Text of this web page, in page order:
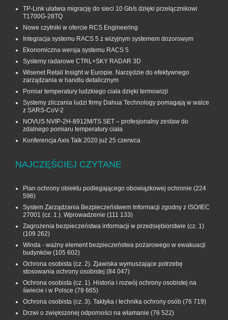
TP-Link ułatwia migrację do sieci 10 Gb/s dzięki przełącznikowi
T1700G‑28TQ
Nowe czytniki w ofercie RCS Engineering
Integracja systemu RACS 5 z wizyjnym systemem dozorowym
Ekonomiczna wersja systemu RACS 5
Systemy radarowe CTRL+SKY RADAR 3D
Wisenet Retail Insight w Europie. Narzędzie do efektywnego
zarządzania w handlu detalicznym
Pomiar temperatury ludzkiego ciała dzięki termowizji
Systemy zliczania ludzi firmy Dahua Technology pomagają w walce
z SARS-CoV-2
NOVUS NVIP-2H-8912M/TS SET – profesjonalny zestaw do
zdalnego pomiaru temperatury ciała
Konferencja Axis Talk 2020 już 25 czerwca
NAJCZĘŚCIEJ CZYTANE
Plan ochrony obiektu podlegającego obowiązkowej ochronie (224
596)
System Zarządzania Bezpieczeństwem Informacji zgodny z ISO/IEC
27001 (cz. 1.). Wprowadzenie (111 133)
Zagrożenia bezpieczeństwa informacji w przedsiębiorstwie (cz. 1)
(109 262)
Winda - ważny element bezpieczeństwa pożarowego w ewakuacji
budynków (105 602)
Ochrona osobista (cz. 2). Zjawiska wymuszające potrzebę
stosowania ochrony osobistej (84 047)
Ochrona osobista (cz. 1). Historia i rozwój ochrony osobistej na
świecie i w Polsce (79 665)
Ochrona osobista (cz. 3). Taktyka i technika ochrony osób (76 719)
Drzwi o zwiększonej odporności na włamanie (76 522)